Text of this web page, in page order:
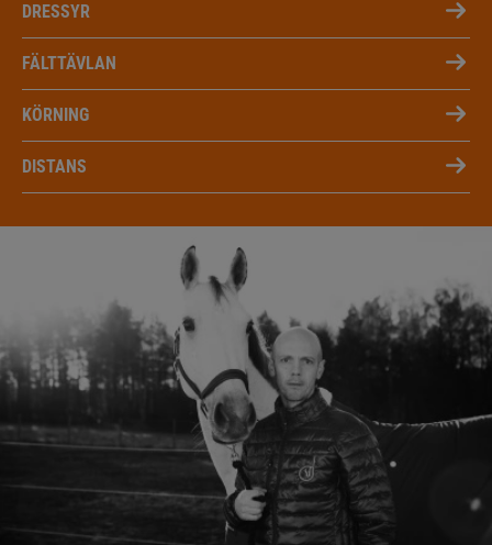
DRESSYR
FÄLTTÄVLAN
KÖRNING
DISTANS